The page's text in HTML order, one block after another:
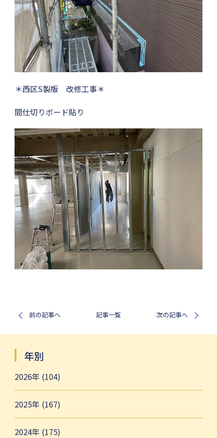
＊西区S製版 改修工事＊
間仕切りボード貼り
前の記事へ 記事一覧 次の記事へ
年別
2026年 (104)
2025年 (167)
2024年 (175)